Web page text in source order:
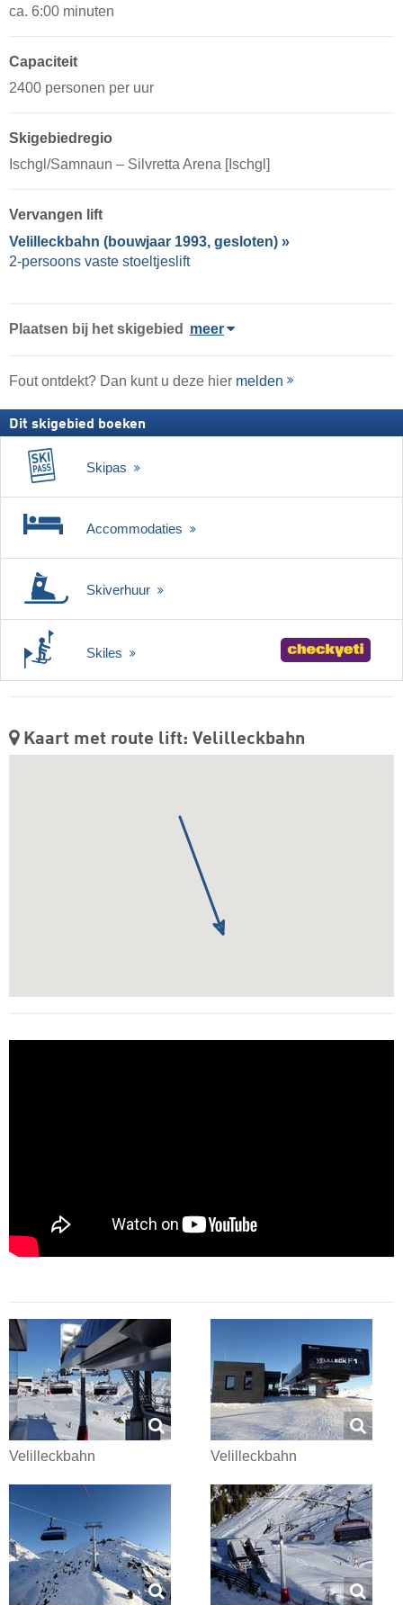
ca. 6:00 minuten
Capaciteit
2400 personen per uur
Skigebiedregio
Ischgl/​Samnaun – Silvretta Arena [Ischgl]
Vervangen lift
Velilleckbahn (bouwjaar 1993, gesloten) »
2-persoons vaste stoeltjeslift
Plaatsen bij het skigebied meer
Fout ontdekt? Dan kunt u deze hier melden
Dit skigebied boeken
Skipas
Accommodaties
Skiverhuur
Skiles
Kaart met route lift: Velilleckbahn
Velilleckbahn Velilleckbahn